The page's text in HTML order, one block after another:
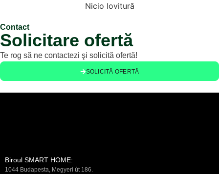
Nicio lovitură
Contact
Solicitare ofertă
Te rog să ne contactezi şi solicită ofertă!
SOLICITĂ OFERTĂ
Biroul SMART HOME:
1044 Budapesta, Megyeri út 186.